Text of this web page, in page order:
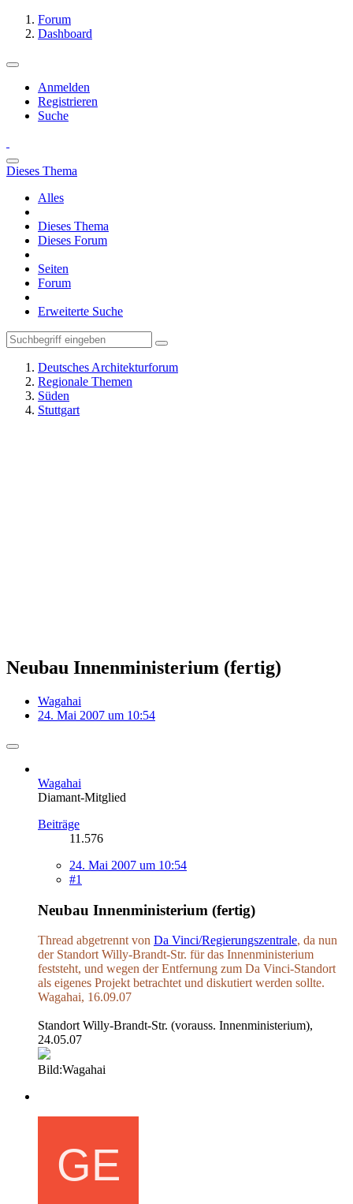
Forum
Dashboard
Anmelden
Registrieren
Suche
Dieses Thema
Alles
Dieses Thema
Dieses Forum
Seiten
Forum
Erweiterte Suche
Deutsches Architekturforum
Regionale Themen
Süden
Stuttgart
Neubau Innenministerium (fertig)
Wagahai
24. Mai 2007 um 10:54
Wagahai
Diamant-Mitglied
Beiträge
11.576
24. Mai 2007 um 10:54
#1
Neubau Innenministerium (fertig)
Thread abgetrennt von Da Vinci/Regierungszentrale, da nun
der Standort Willy-Brandt-Str. für das Innenministerium
feststeht, und wegen der Entfernung zum Da Vinci-Standort
als eigenes Projekt betrachtet und diskutiert werden sollte.
Wagahai, 16.09.07
Standort Willy-Brandt-Str. (vorauss. Innenministerium),
24.05.07
Bild:Wagahai